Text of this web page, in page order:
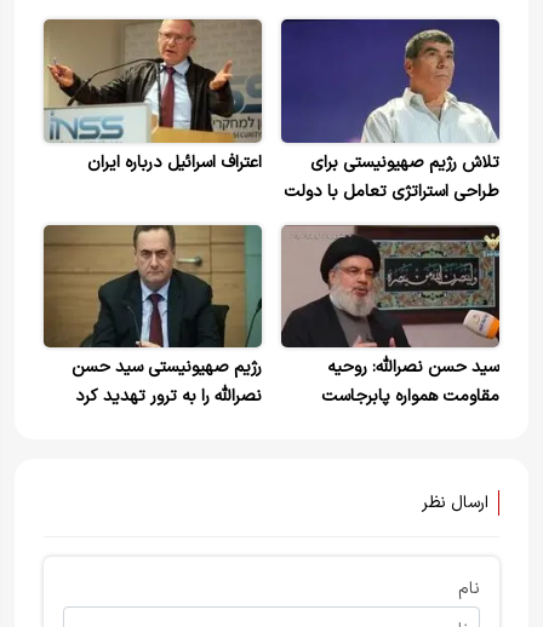
تلاش رژیم صهیونیستی برای
طراحی استراتژی تعامل با دولت
بایدن در قبال ایران
اعتراف اسرائیل درباره ایران
سید حسن نصرالله: روحیه‌
مقاومت همواره پابرجاست
رژیم صهیونیستی سید حسن
نصرالله را به ترور تهدید کرد
ارسال نظر
نام